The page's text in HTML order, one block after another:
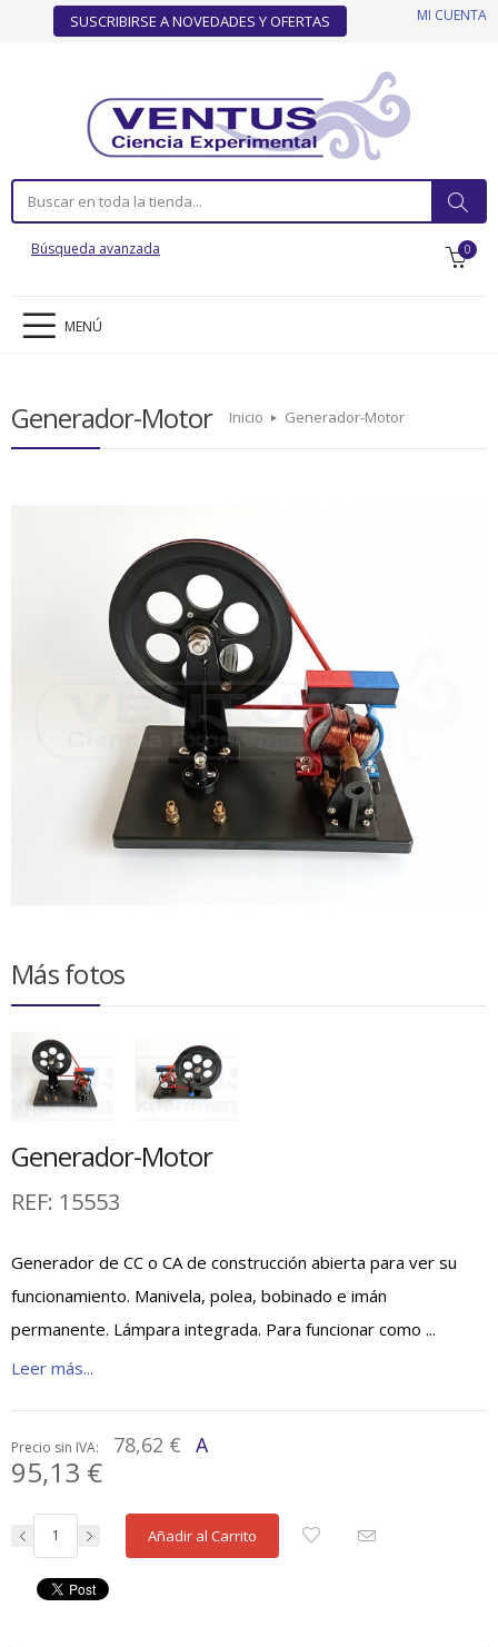
SUSCRIBIRSE A NOVEDADES Y OFERTAS MI CUENTA
Búsqueda avanzada 0
MENÚ
Generador-Motor Inicio Generador-Motor
Más fotos
Generador-Motor
REF: 15553
Generador de CC o CA de construcción abierta para ver su
funcionamiento. Manivela, polea, bobinado e imán
permanente. Lámpara integrada. Para funcionar como ...
Leer más...
Precio sin IVA: 78,62 € A
95,13 €
Añadir al Carrito